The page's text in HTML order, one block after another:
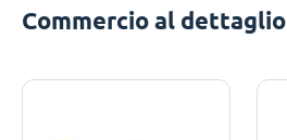
Commercio al dettaglio